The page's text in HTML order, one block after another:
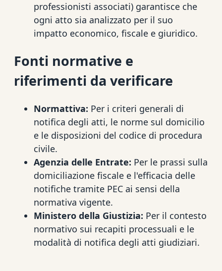
professionisti associati) garantisce che
ogni atto sia analizzato per il suo
impatto economico, fiscale e giuridico.
Fonti normative e
riferimenti da verificare
Normattiva: Per i criteri generali di
notifica degli atti, le norme sul domicilio
e le disposizioni del codice di procedura
civile.
Agenzia delle Entrate: Per le prassi sulla
domiciliazione fiscale e l'efficacia delle
notifiche tramite PEC ai sensi della
normativa vigente.
Ministero della Giustizia: Per il contesto
normativo sui recapiti processuali e le
modalità di notifica degli atti giudiziari.